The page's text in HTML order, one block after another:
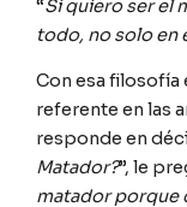
“Si quiero ser el
todo, no solo en
Con esa
referente en las
responde en
Matador?”, le
matador porque